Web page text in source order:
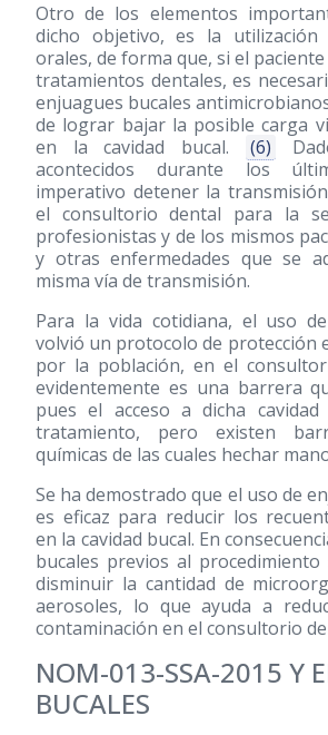
Otro de los elementos
dicho objetivo, es la utilización
orales, de forma que, si el
tratamientos dentales, es
enjuagues bucales
de lograr bajar la posible carga
en la cavidad bucal.
(6)
acontecidos durante los
imperativo detener la
el consultorio dental para la
profesionistas y de los mismos
y otras enfermedades que se
misma vía de transmisión.
Para la vida cotidiana, el uso
volvió un protocolo de protección
por la población, en el
evidentemente es una barrera
pues el acceso a dicha
tratamiento, pero existen
químicas de las cuales hechar
Se ha demostrado que el uso de
es eficaz para reducir los
en la cavidad bucal. En
bucales previos al
disminuir la cantidad de
aerosoles, lo que ayuda a
contaminación en el consultorio
NOM-013-SSA-2015 Y
BUCALES